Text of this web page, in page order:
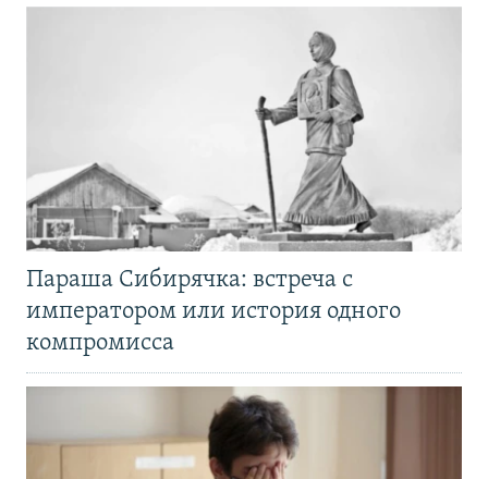
Параша Сибирячка: встреча с
императором или история одного
компромисса